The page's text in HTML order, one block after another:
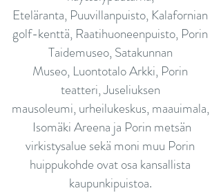
Eteläranta, Puuvillanpuisto, Kalafornian
golf-kenttä, Raatihuoneenpuisto, Porin
Taidemuseo,Satakunnan
Museo, Luontotalo Arkki, Porin
teatteri,Juseliuksen
mausoleumi,urheilukeskus,maauimala,
Isomäki Areena ja Porin metsän
virkistysalue sekä moni muu Porin
huippukohde ovat osa kansallista
kaupunkipuistoa.